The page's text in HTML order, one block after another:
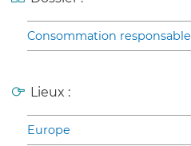
Consommation responsable
Lieux :
Europe